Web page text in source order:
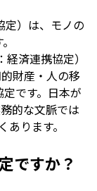
定）は、モノの
済連携協定）
財産・人の移
です。日本が
的な文脈では
ります。
ですか？